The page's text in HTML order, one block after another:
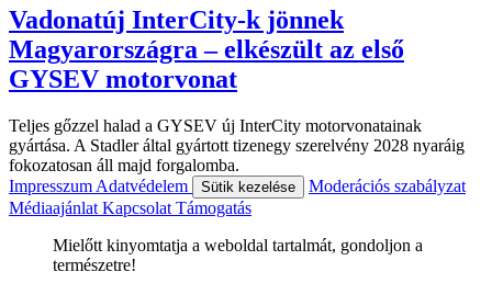
Vadonatúj InterCity-k jönnek
Magyarországra – elkészült az első
GYSEV motorvonat
Teljes gőzzel halad a GYSEV új InterCity motorvonatainak
gyártása. A Stadler által gyártott tizenegy szerelvény 2028 nyaráig
fokozatosan áll majd forgalomba.
Impresszum Adatvédelem Sütik kezelése
Moderációs szabályzat
Médiaajánlat Kapcsolat Támogatás
Mielőtt kinyomtatja a weboldal tartalmát, gondoljon a
természetre!